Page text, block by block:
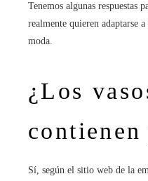
Tenemos algunas respuestas
realmente quieren adaptarse
moda.
¿Los
contienen
Sí, según el sitio web de la